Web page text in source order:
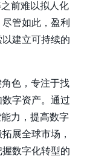
前难以拟人化
管如此，盈利
建立可持续的
色，专注于找
字资产。通过
力，提高数字
展全球市场，
数字化转型的